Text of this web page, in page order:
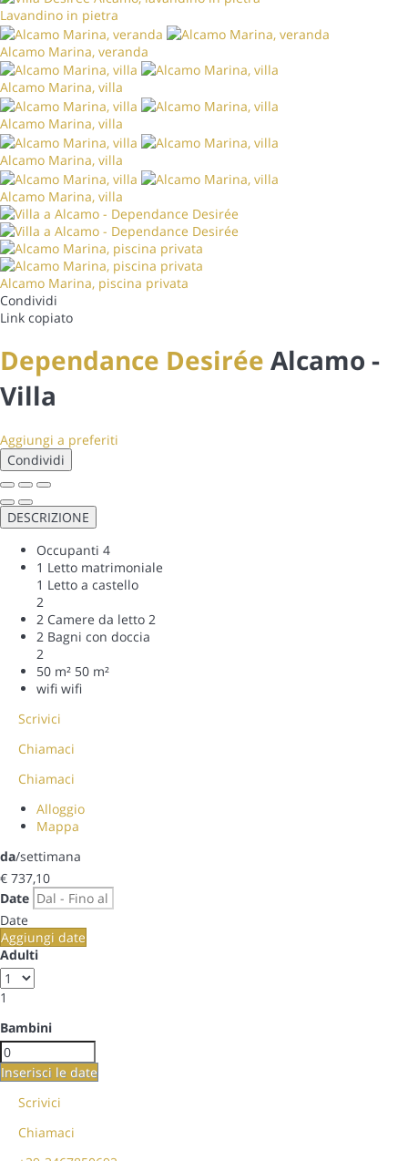
Lavandino in pietra
Alcamo Marina, veranda
Alcamo Marina, villa
Alcamo Marina, villa
Alcamo Marina, villa
Alcamo Marina, villa
Alcamo Marina, piscina privata
Condividi
Link copiato
Dependance Desirée Alcamo -
Villa
Aggiungi a preferiti
Condividi
DESCRIZIONE
Occupanti 4
1 Letto matrimoniale
1 Letto a castello
2
2 Camere da letto 2
2 Bagni con doccia
2
50 m² 50 m²
wifi wifi
Scrivici
Chiamaci
Chiamaci
Alloggio
Mappa
da/settimana
€ 737,10
Date
Date
Aggiungi date
Adulti
1
Bambini
Inserisci le date
Scrivici
Chiamaci